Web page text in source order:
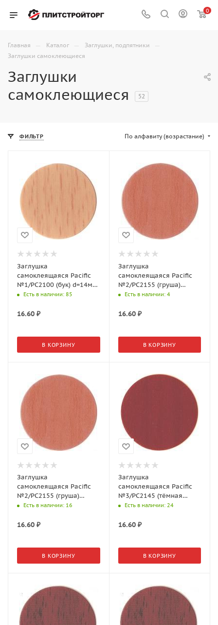
0
Главная — Каталог — Заглушки, подпятники —
Заглушки самоклеющиеся
Заглушки
самоклеющиеся
52
ФИЛЬТР По алфавиту (возрастание)
Заглушка
самоклеящаяся Pacific
№1/PC2100 (бук) d=14мм
(50шт./л)
Есть в наличии: 85
16.60 ₽
В КОРЗИНУ
Заглушка
самоклеящаяся Pacific
№2/PC2155 (груша)
d=14мм (50шт./л)
Есть в наличии: 4
16.60₽
В КОРЗИНУ
Заглушка
самоклеящаяся Pacific
№2/PC2155 (груша)
d=18мм (32шт./л)
Есть в наличии: 16
16.60 ₽
В КОРЗИНУ
Заглушка
самоклеящаяся Pacific
№3/PC2145 (тёмная
вишня) d=14мм (50шт./л)
Есть в наличии: 24
16.60₽
В КОРЗИНУ